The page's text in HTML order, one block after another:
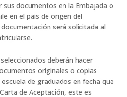
sus documentos en la Embajada o
en el país de origen del
será solicitada al
deberán hacer
originales o copias
de graduados en fecha que
de Aceptación, este es